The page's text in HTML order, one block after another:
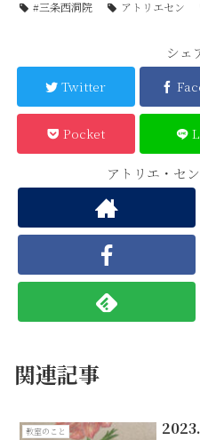
#三条西洞院 アトリエセン
シェ
Twitter
Pocket
アトリエ・セ
関連記事
教室のこと